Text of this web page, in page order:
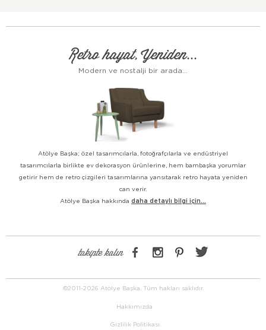
Retro hayat, Yeniden...
Modern ve nostalji bir arada...
Atölye Başka; özel tasarımcılarla, fotoğrafçılarla ve endüstriyel
tasarımcılarla birlikte ev dekorasyon ürünlerine, hem bambaşka yorumlar
getirir hem de retro çizgileri tasarımlarına yansıtarak retro hayata yeniden
can verir.
Atölye Başka hakkında daha detaylı bilgi için...
takipte kalın
©2011-2026 Atölye Başka. Tüm hakları saklıdır.
Hakkımızda
Gizlilik Politikası